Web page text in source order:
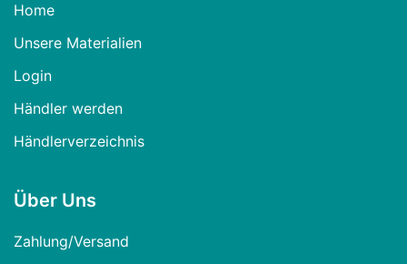
Home
Unsere Materialien
Login
Händler werden
Händlerverzeichnis
Über Uns
Zahlung/Versand